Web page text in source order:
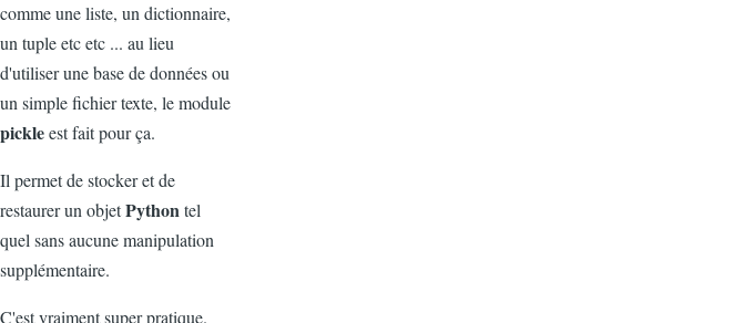
comme une liste, un dictionnaire,
un tuple etc etc ... au lieu
d'utiliser une base de données ou
un simple fichier texte, le module
pickleest fait pour ça.
Il permet de stocker et de
restaurer un objetPythontel
quel sans aucune manipulation
supplémentaire.
C'est vraiment super pratique.